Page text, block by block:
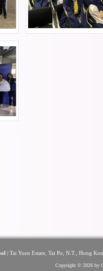
| Tai Yuen Estate, Tai Po, N.T., Hong
Copyright © 2026 by